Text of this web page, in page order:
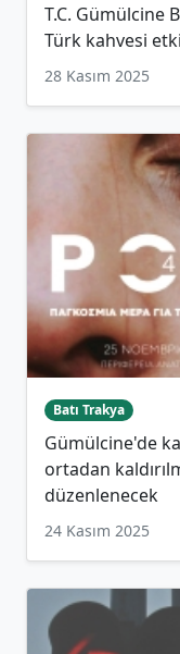
T.C. Gümülcine
Türk kahvesi
28 Kasım 2025
Batı Trakya
Gümülcine'de
ortadan
düzenlenecek
24 Kasım 2025